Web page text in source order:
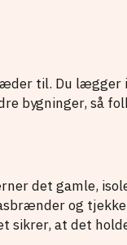
til. Du lægger
bygninger, så
det gamle,
og
sikrer, at det